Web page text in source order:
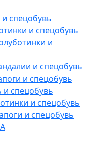
спецобувь
и спецобувь
и
и спецобувь
и спецобувь
спецобувь
и спецобувь
и спецобувь